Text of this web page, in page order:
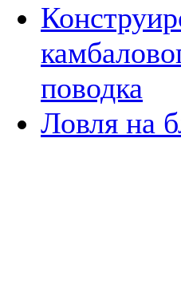
поводка
Ловля на